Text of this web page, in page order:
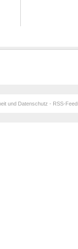
und Datenschutz - RSS-